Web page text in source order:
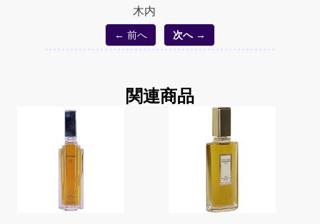
木内
← 前へ 次へ →
関連商品